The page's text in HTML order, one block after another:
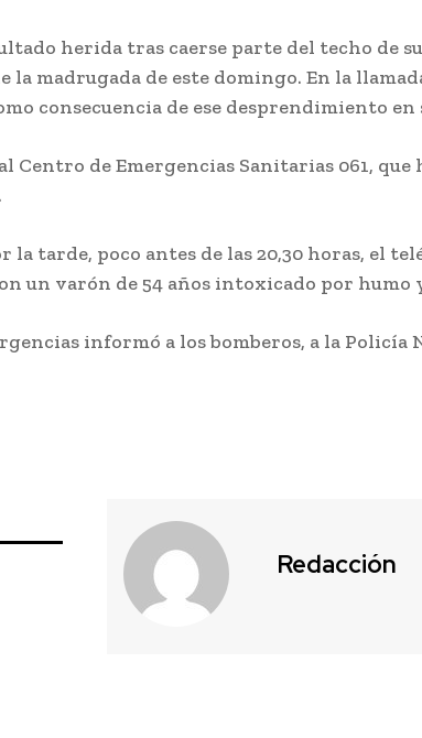
herida tras caerse parte del techo de
la madrugada de este domingo. En la
consecuencia de ese desprendimiento
Centro de Emergencias Sanitarias 061,
la tarde, poco antes de las 20,30 horas, el
un varón de 54 años intoxicado por
informó a los bomberos, a la
Redacción